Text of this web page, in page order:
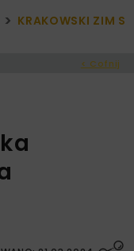
KRAKOWSKI ZIM
< Cofnij